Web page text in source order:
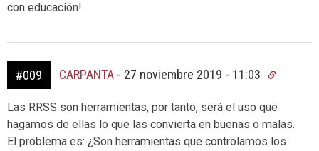
con educación!
#009 CARPANTA - 27 noviembre 2019 - 11:03
Las RRSS son herramientas, por tanto, será el uso que
hagamos de ellas lo que las convierta en buenas o malas.
El problema es: ¿Son herramientas que controlamos los